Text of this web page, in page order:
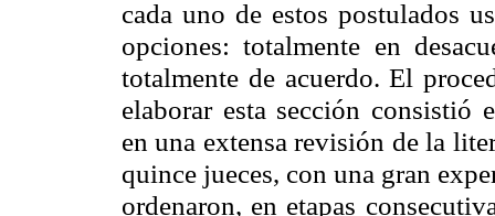
cada uno de estos postulados
opciones: totalmente en
totalmente de acuerdo. El
elaborar esta sección consistió
en una extensa revisión de la
quince jueces, con una gran
ordenaron, en etapas